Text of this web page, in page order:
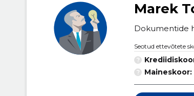
Marek
Dokumentide
Seotud ettevõtete
Maineskoor: